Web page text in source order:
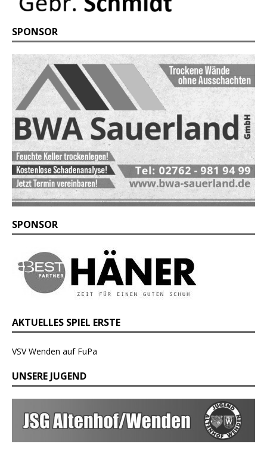
SPONSOR
SPONSOR
AKTUELLES SPIEL ERSTE
VSV Wenden auf FuPa
UNSERE JUGEND